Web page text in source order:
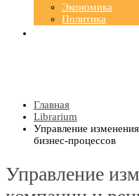
Экономика
Политика
Главная
Librarium
Управление
бизнес-процессов
Управление